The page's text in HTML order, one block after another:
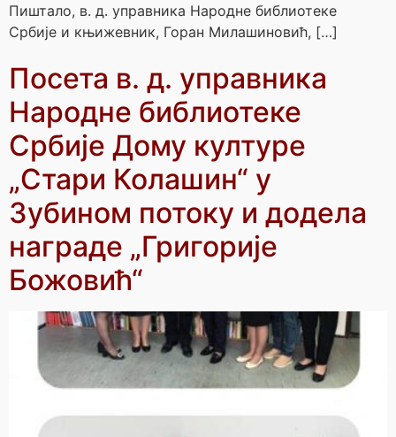
Пиштало, в. д. управника Народне библиотеке
Србије и књижевник, Горан Милашиновић, […]
Посета в. д. управника
Народне библиотеке
Србије Дому културе
„Стари Колашин“ у
Зубином потоку и додела
награде „Григорије
Божовић“